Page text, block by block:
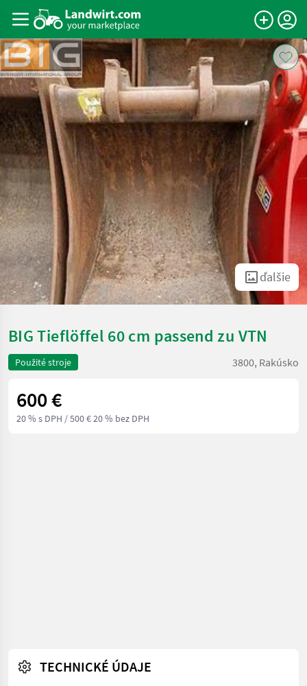
ďalšie
BIG Tieflöffel 60 cm passend zu VTN
Použité stroje 3800, Rakúsko
600 €
20 % s DPH / 500 € 20 % bez DPH
TECHNICKÉ ÚDAJE